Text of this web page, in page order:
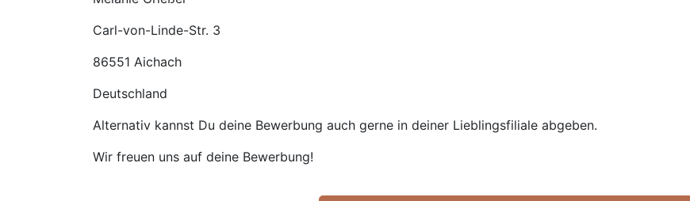
Carl-von-Linde-Str. 3
86551 Aichach
Deutschland
Alternativ kannst Du deine Bewerbung auch gerne in deiner Lieblingsfiliale abgeben.
Wir freuen uns auf deine Bewerbung!